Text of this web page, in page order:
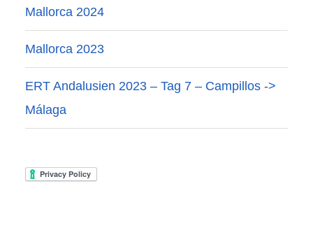
Mallorca 2024
Mallorca 2023
ERT Andalusien 2023 – Tag 7 – Campillos ->
Málaga